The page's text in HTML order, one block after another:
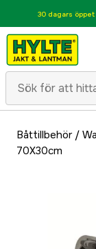
30 dagars öppet
Båttillbehör/
70X30cm